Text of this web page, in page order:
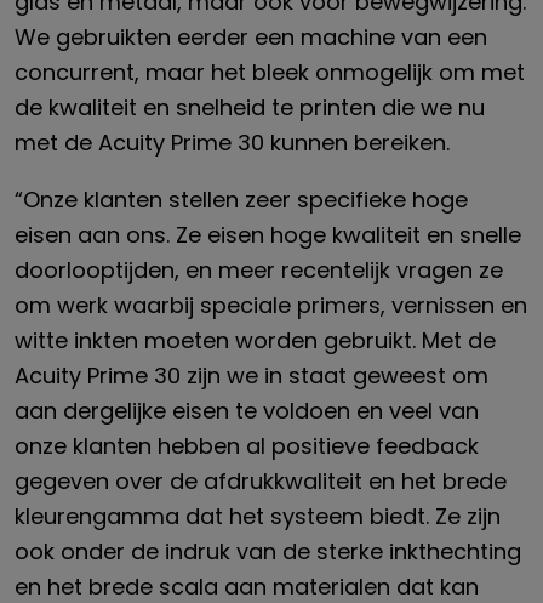
We gebruikten eerder een machine van een
concurrent, maar het bleek onmogelijk om met
de kwaliteit en snelheid te printen die we nu
met de Acuity Prime 30 kunnen bereiken.
“Onze klanten stellen zeer specifieke hoge
eisen aan ons. Ze eisen hoge kwaliteit en snelle
doorlooptijden, en meer recentelijk vragen ze
om werk waarbij speciale primers, vernissen en
witte inkten moeten worden gebruikt. Met de
Acuity Prime 30 zijn we in staat geweest om
aan dergelijke eisen te voldoen en veel van
onze klanten hebben al positieve feedback
gegeven over de afdrukkwaliteit en het brede
kleurengamma dat het systeem biedt. Ze zijn
ook onder de indruk van de sterke inkthechting
en het brede scala aan materialen dat kan